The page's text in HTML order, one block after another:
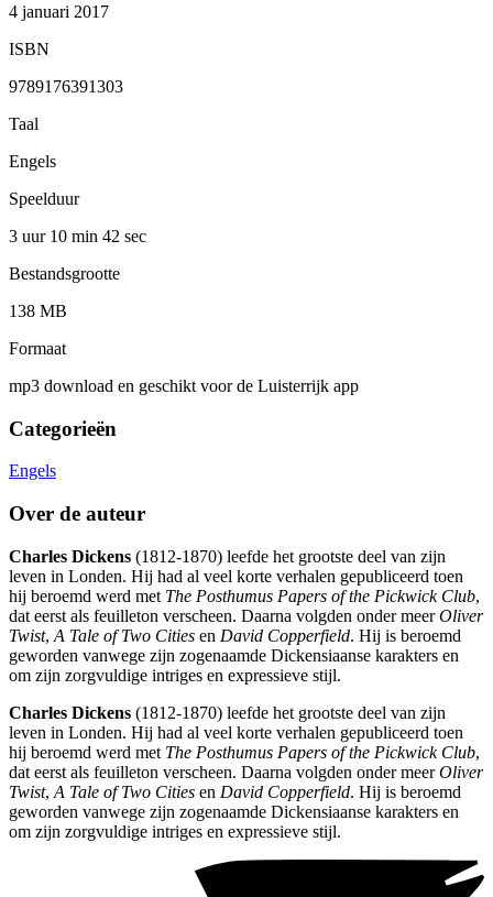
4 januari 2017
ISBN
9789176391303
Taal
Engels
Speelduur
3 uur 10 min 42 sec
Bestandsgrootte
138 MB
Formaat
mp3 download en geschikt voor de Luisterrijk app
Categorieën
Engels
Over de auteur
Charles Dickens (1812-1870) leefde het grootste deel van zijn
leven in Londen. Hij had al veel korte verhalen gepubliceerd toen
hij beroemd werd met The Posthumus Papers of the Pickwick Club,
dat eerst als feuilleton verscheen. Daarna volgden onder meerOliver
Twist, A Tale of Two Cities en David Copperfield. Hij is beroemd
geworden vanwege zijn zogenaamde Dickensiaanse karakters en
om zijn zorgvuldige intriges en expressieve stijl.
Charles Dickens (1812-1870) leefde het grootste deel van zijn
leven in Londen. Hij had al veel korte verhalen gepubliceerd toen
hij beroemd werd met The Posthumus Papers of the Pickwick Club,
dat eerst als feuilleton verscheen. Daarna volgden onder meerOliver
Twist, A Tale of Two Cities en David Copperfield. Hij is beroemd
geworden vanwege zijn zogenaamde Dickensiaanse karakters en
om zijn zorgvuldige intriges en expressieve stijl.